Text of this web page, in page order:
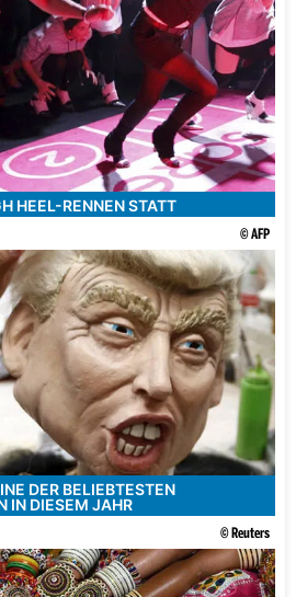
HEEL-RENNEN STATT
© AFP
DER BELIEBTESTEN
IN DIESEM JAHR
© Reuters